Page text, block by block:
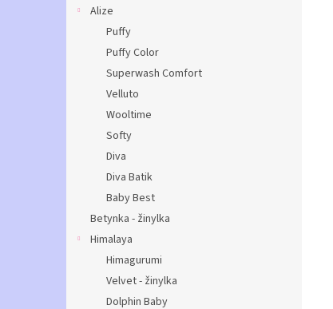
Alize
Puffy
Puffy Color
Superwash Comfort
Velluto
Wooltime
Softy
Diva
Diva Batik
Baby Best
Betynka - žinylka
Himalaya
Himagurumi
Velvet - žinylka
Dolphin Baby